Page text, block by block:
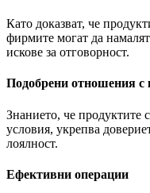
Като доказват, че
фирмите могат да
искове за отговорност.
Подобрени отношения с
Знанието, че продуктите
условия, укрепва
лоялност.
Ефективни операции